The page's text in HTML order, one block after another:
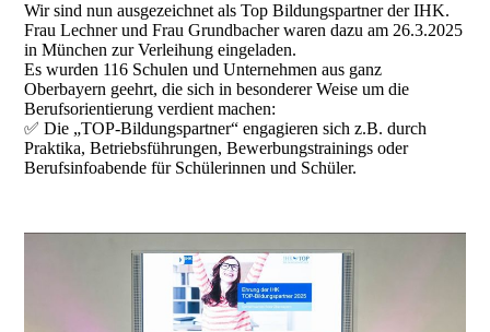
Wir sind nun ausgezeichnet als Top Bildungspartner der IHK.
Frau Lechner und Frau Grundbacher waren dazu am 26.3.2025
in München zur Verleihung eingeladen.
Es wurden 116 Schulen und Unternehmen aus ganz
Oberbayern geehrt, die sich in besonderer Weise um die
Berufsorientierung verdient machen:
✅ Die „TOP-Bildungspartner“ engagieren sich z.B. durch
Praktika, Betriebsführungen, Bewerbungstrainings oder
Berufsinfoabende für Schülerinnen und Schüler.